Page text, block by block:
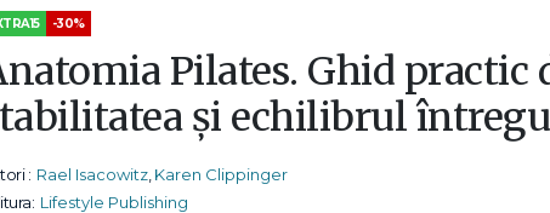
-30%
Pilates. Ghid practic
și echilibrul
: Rael Isacowitz Karen Clippinger
Lifestyle Publishing